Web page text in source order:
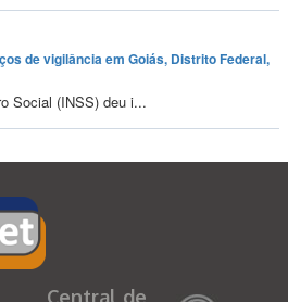
de vigilância em Goiás, Distrito Federal,
Social (INSS) deu i...
Central de